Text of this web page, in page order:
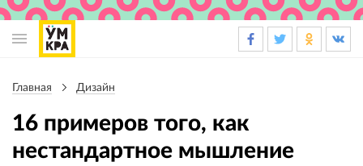
навигации
Главная Дизайн
16 примеров того, как
нестандартное мышление